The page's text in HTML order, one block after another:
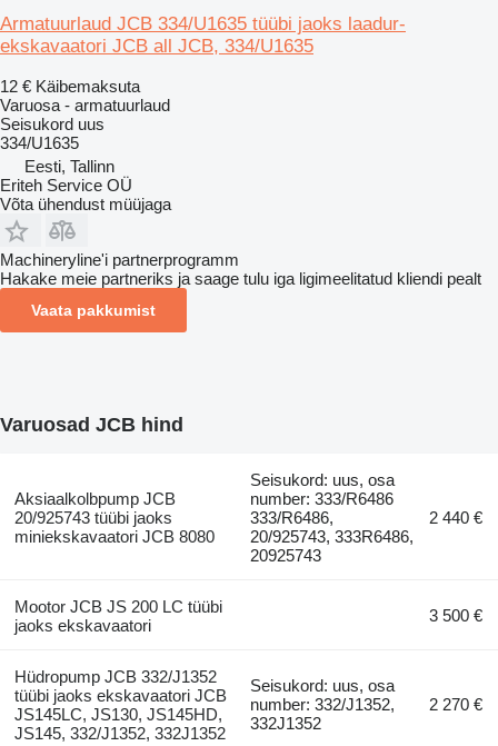
Armatuurlaud JCB 334/U1635 tüübi jaoks laadur-
ekskavaatori JCB all JCB, 334/U1635
12 € Käibemaksuta
Varuosa - armatuurlaud
Seisukord uus
334/U1635
Eesti, Tallinn
Eriteh Service OÜ
Võta ühendust müüjaga
Machineryline'i partnerprogramm
Hakake meie partneriks ja saage tulu iga ligimeelitatud kliendi pealt
Vaata pakkumist
Varuosad JCB hind
Aksiaalkolbpump JCB
20/925743 tüübi jaoks
miniekskavaatori JCB 8080
Seisukord: uus, osa
number: 333/R6486
333/R6486,
20/925743, 333R6486,
20925743
2 440 €
Mootor JCB JS 200 LC tüübi
jaoks ekskavaatori
3 500 €
Hüdropump JCB 332/J1352
tüübi jaoks ekskavaatori JCB
JS145LC, JS130, JS145HD,
JS145, 332/J1352, 332J1352
Seisukord: uus, osa
number: 332/J1352,
332J1352
2 270 €